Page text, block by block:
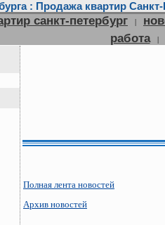
: Продажа квартир
санкт-петербург |
работа
|
Полная лента новостей
Архив новостей